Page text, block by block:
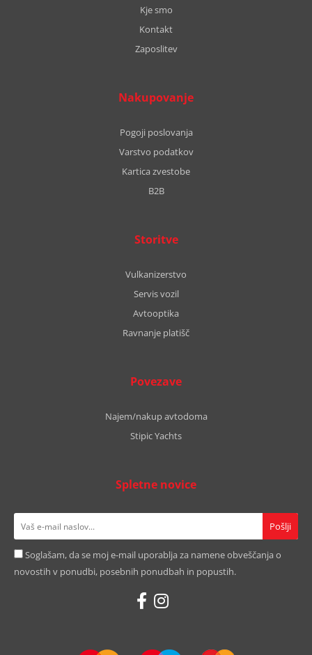
Kje smo
Kontakt
Zaposlitev
Nakupovanje
Pogoji poslovanja
Varstvo podatkov
Kartica zvestobe
B2B
Storitve
Vulkanizerstvo
Servis vozil
Avtooptika
Ravnanje platišč
Povezave
Najem/nakup avtodoma
Stipic Yachts
Spletne novice
Soglašam, da se moj e-mail uporablja za namene obveščanja o
novostih v ponudbi, posebnih ponudbah in popustih.